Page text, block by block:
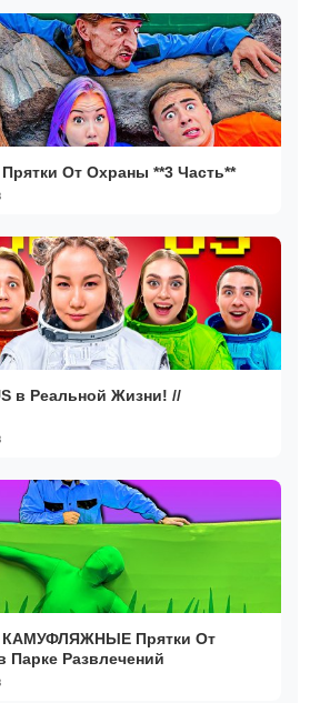
От Охраны **3 Часть**
в Реальной Жизни! //
КАМУФЛЯЖНЫЕ Прятки От
Развлечений